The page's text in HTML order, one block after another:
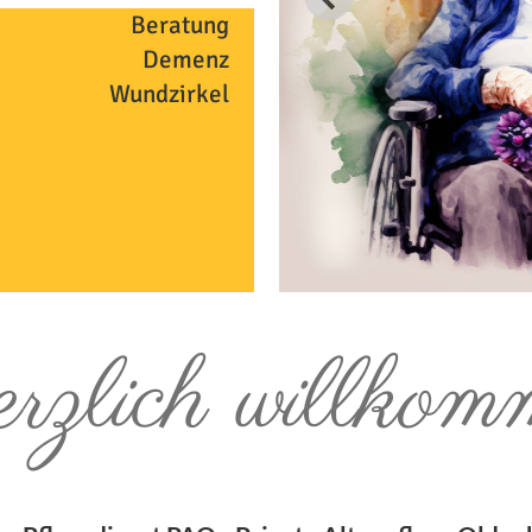
Beratung
Demenz
Wundzirkel